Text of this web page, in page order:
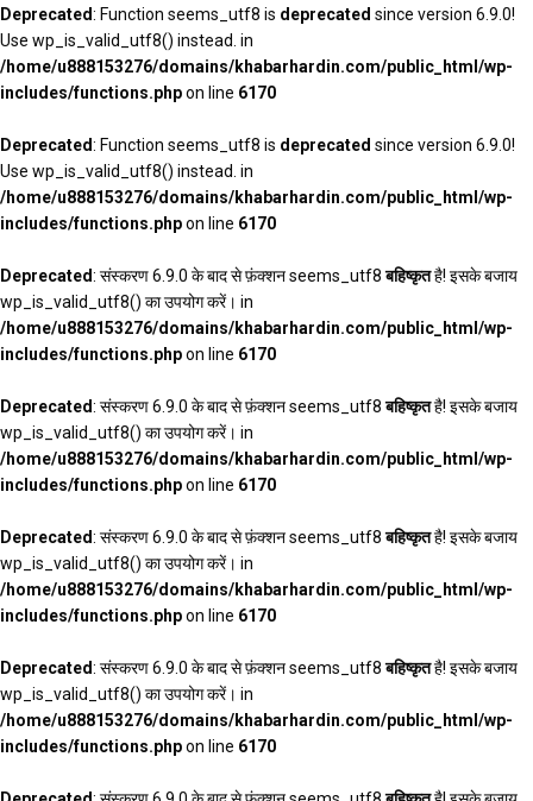
Deprecated: Function seems_utf8 is deprecated since version 6.9.0!
Use wp_is_valid_utf8() instead. in
/home/u888153276/domains/khabarhardin.com/public_html/wp-
includes/functions.phpon line 6170
Deprecated: Function seems_utf8 is deprecated since version 6.9.0!
Use wp_is_valid_utf8() instead. in
/home/u888153276/domains/khabarhardin.com/public_html/wp-
includes/functions.phpon line 6170
Deprecated: संस्करण 6.9.0 के बाद से फ़ंक्शन seems_utf8बहिष्कृतहै! इसके बजाय
wp_is_valid_utf8() का उपयोग करें। in
/home/u888153276/domains/khabarhardin.com/public_html/wp-
includes/functions.phpon line 6170
Deprecated: संस्करण 6.9.0 के बाद से फ़ंक्शन seems_utf8बहिष्कृतहै! इसके बजाय
wp_is_valid_utf8() का उपयोग करें। in
/home/u888153276/domains/khabarhardin.com/public_html/wp-
includes/functions.phpon line 6170
Deprecated: संस्करण 6.9.0 के बाद से फ़ंक्शन seems_utf8बहिष्कृतहै! इसके बजाय
wp_is_valid_utf8() का उपयोग करें। in
/home/u888153276/domains/khabarhardin.com/public_html/wp-
includes/functions.phpon line 6170
Deprecated: संस्करण 6.9.0 के बाद से फ़ंक्शन seems_utf8बहिष्कृतहै! इसके बजाय
wp_is_valid_utf8() का उपयोग करें। in
/home/u888153276/domains/khabarhardin.com/public_html/wp-
includes/functions.phpon line 6170